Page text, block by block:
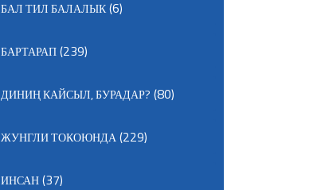
БАЛ ТИЛ БАЛАЛЫК(6)
БАРТАРАП(239)
ДИНИҢ КАЙСЫЛ, БУРАДАР? (80)
ЖУНГЛИ ТОКОЮНДА(229)
ИНСАН(37)